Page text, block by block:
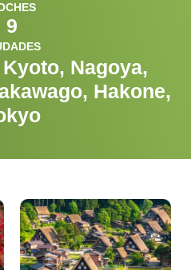
9
Nagoya,
Hakone,